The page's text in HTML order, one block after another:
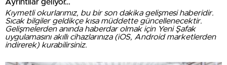
Ayrıntılar geliyor…
Kıymetli okurlarımız, bu bir son dakika gelişmesi haberidir.
Sıcak bilgiler geldikçe kısa müddette güncellenecektir.
Gelişmelerden anında haberdar olmak için Yeni Şafak
uygulamasını akıllı cihazlarınıza (iOS, Android marketlerden
indirerek) kurabilirsiniz.